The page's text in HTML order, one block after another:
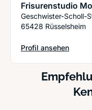
Frisurenstudio
Geschwister-Scholl-
65428 Rüsselsheim
Profil ansehen
: Frisurenstudio